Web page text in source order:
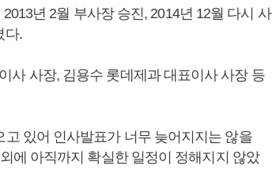
년 2월 부사장 승진, 2014년 12월 다시 사
다.
사 사장, 김용수 롯데제과 대표이사 사장 등
있어 인사발표가 너무 늦어지지는 않을
에 아직까지 확실한 일정이 정해지지 않았